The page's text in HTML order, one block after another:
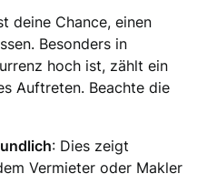
deine Chance, einen
Besonders in
hoch ist, zählt ein
Auftreten. Beachte die
: Dies zeigt
Vermieter oder Makler